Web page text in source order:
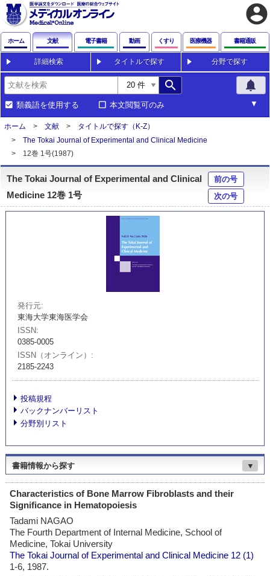
account_circle
ホーム 文献 電子書籍 動画 くすり 医療機器 書籍通販
詳細検索 タイトルで探す 分野で探す
search notifications
類義語を使用する 本文閲覧可のみ
ホーム 文献
タイトルで探す（K-Z）
The Tokai Journal of Experimental and Clinical Medicine
12巻 1号(1987)
The Tokai Journal of Experimental and Clinical
Medicine 12巻 1号
前の号
次の号
発行元
東海大学東海医学会
ISSN
0385-0005
ISSN（オンライン）
2185-2243
投稿規程
バックナンバーリスト
分野別リスト
書籍情報から探す ▼
Characteristics of Bone Marrow Fibroblasts and their
Significance in Hematopoiesis
Tadami NAGAO
The Fourth Department of Internal Medicine, School of
Medicine, Tokai University
The Tokai Journal of Experimental and Clinical Medicine 12 (1)
1-6, 1987.